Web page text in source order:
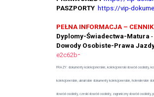
PASZPORTY https://vip-
PEŁNA INFORMACJA –
Dyplomy-Świadectwa-Matura -
Dowody Osobiste-Prawa
e2c62b-
FRAZY: dokumenty kolekcjonerskie, kolekcjonerski dowód osobisty,
kolekcjonerskie, ukraińskie dokumenty kolekcjonerskie, holenderskie
dowód osobisty, czeski dowód osobisty, zagraniczny dowód osobisty,